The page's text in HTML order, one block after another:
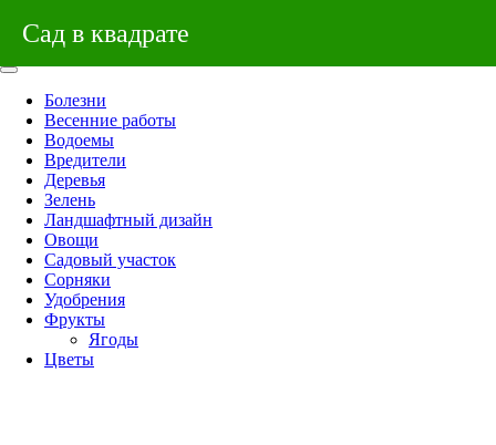
Болезни
Весенние работы
Водоемы
Вредители
Деревья
Зелень
Ландшафтный дизайн
Овощи
Садовый участок
Сорняки
Удобрения
Фрукты
Ягоды
Цветы
Сад в квадрате